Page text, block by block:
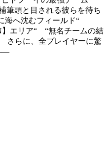
筆頭と目される彼らを待ち
海へ沈むフィールド“
】エリア“ “無名チームの結
さらに、全プレイヤーに驚